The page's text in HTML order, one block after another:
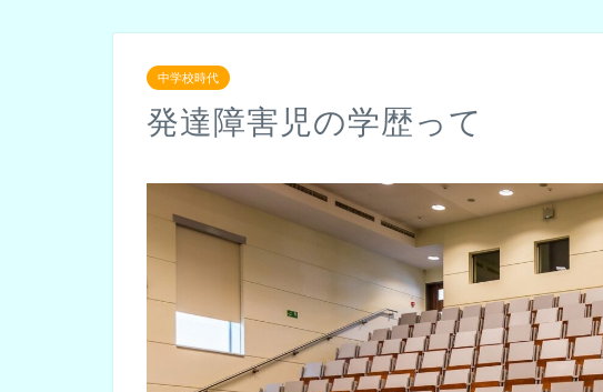
中学校時代
発達障害児の学歴って